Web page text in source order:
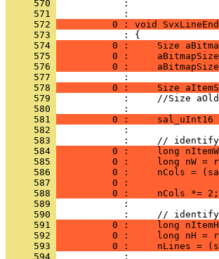
     570
            :
     571
     572
0 : void
     573
     574
0 :     Size
     575
0 :
     576
0 :
     577
     578
0 :     Size
     579
     580
     581
0 :     sal_uInt16
     582
     583
     584
0 :     long
     585
0 :     long nW =
     586
0 :     nCols =
     587
0 :
     588
          0 :     nCols *= 2;
     589
     590
     591
0 :     long
     592
0 :     long nH =
     593
0 :     nLines =
     594